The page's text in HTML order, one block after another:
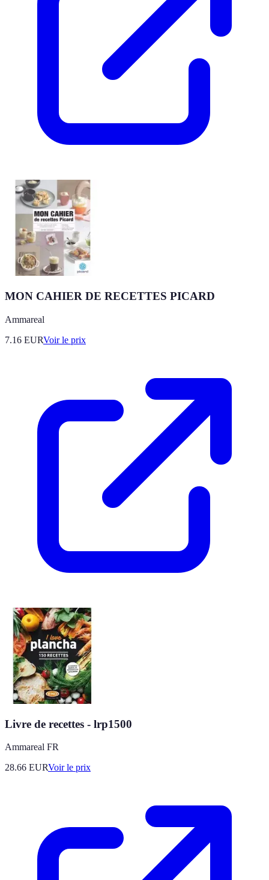
MON CAHIER DE RECETTES PICARD
Ammareal
7.16 EURVoir le prix
Livre de recettes - lrp1500
Ammareal FR
28.66 EURVoir le prix